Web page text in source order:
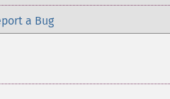
a Bug